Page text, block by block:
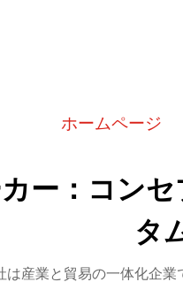
ホームページ
ー：コン
タ
は産業と貿易の一体化企